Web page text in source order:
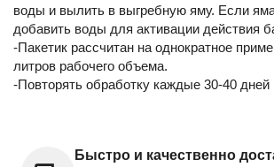
воды и вылить в выгребную яму. Если
добавить воды для активации действия
-Пакетик рассчитан на однократное
литров рабочего объема.
-Повторять обработку каждые 30-40 дней
Быстро и качественно